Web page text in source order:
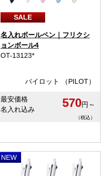
SALE
名入れボールペン｜フリクシ
ョンボール4
OT-13123*
パイロット （PILOT）
最安価格
名入れ込み
570円～
（税込）
NEW